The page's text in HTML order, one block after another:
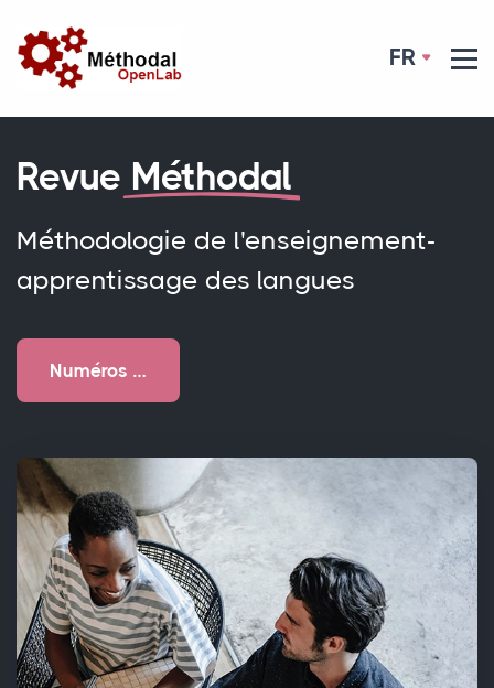
FR
Revue Méthodal
Méthodologie de l'enseignement-
apprentissage des langues
Numéros …